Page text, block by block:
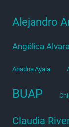
Alejandro
Angélica
Ariadna Ayala
BUAP
Claudia